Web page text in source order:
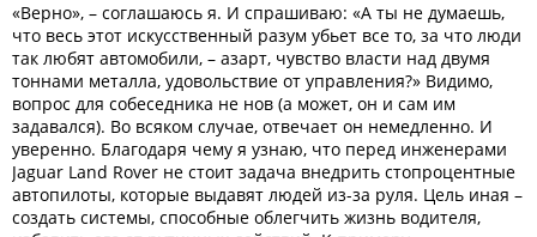
«Верно», – соглашаюсь я. И спрашиваю: «А ты не думаешь,
что весь этот искусственный разум убьет все то, за что люди
так любят автомобили, – азарт, чувство власти над двумя
тоннами металла, удовольствие от управления?» Видимо,
вопрос для собеседника не нов (а может, он и сам им
задавался). Во всяком случае, отвечает он немедленно. И
уверенно. Благодаря чему я узнаю, что перед инженерами
Jaguar Land Rover не стоит задача внедрить стопроцентные
автопилоты, которые выдавят людей из-за руля. Цель иная –
создать системы, способные облегчить жизнь водителя,